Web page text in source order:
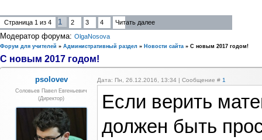
Страница 1 из 4 1 2 3 4 Читать далее
Модератор форума: OlgaNosova
Форум для учителей » Административный раздел » Новости сайта » С новым 2017 годом!
С новым 2017 годом!
psolovev Дата: Пн, 26.12.2016, 13:34 | Сообщение # 1
Соловьев Павел Евгеньевич
(Директор)
Если верить
должен быть